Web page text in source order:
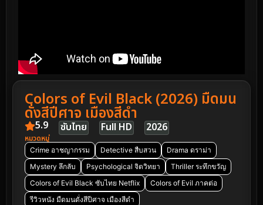
Colors of Evil Black (2026) มืดมน
ดั่งสีปีศาจ เมืองสีดำ
5.9 ซับไทย Full HD 2026
หมวดหมู่
Crime อาชญากรรม Detective สืบสวน
Drama ดราม่า
Mystery ลึกลับ
Psychological จิตวิทยา
Thriller ระทึกขวัญ
Colors of Evil Black ซับไทย Netflix
Colors of Evil ภาคต่อ
รีวิวหนัง มืดมนดั่งสีปีศาจ เมืองสีดำ